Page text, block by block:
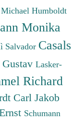
Humboldt
Monika
Salvador Casals
Lasker-
Richard
Carl Jakob
Schumann